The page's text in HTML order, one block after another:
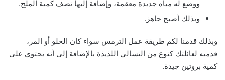
ووضع له مياه جديدة معقمة، وإضافة إليها نصف كمية الملح.
وبذلك أصبح جاهز.
وبذلك قدمنا لكم طريقة عمل الترمس سواء كان الحلو أو المر،
قدميه لعائلتك كنوع من التسالي اللذيذة بالإضافة إلى أنه يحتوي على
كمية بروتين جيدة.